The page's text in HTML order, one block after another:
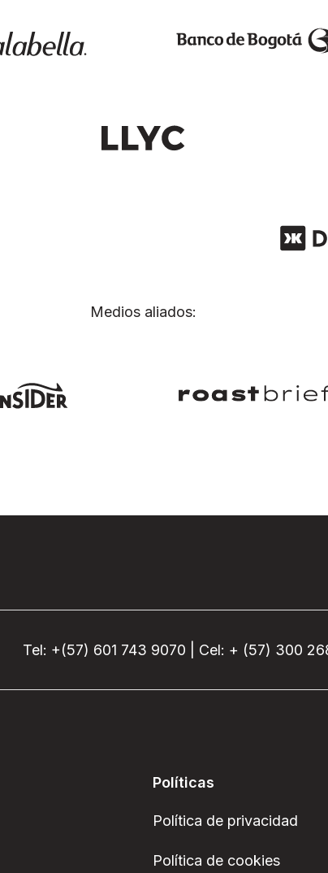
Medios aliados:
Tel: +(57) 601 743 9070 | Cel: + (57) 300
Políticas
Política de privacidad
Política de cookies